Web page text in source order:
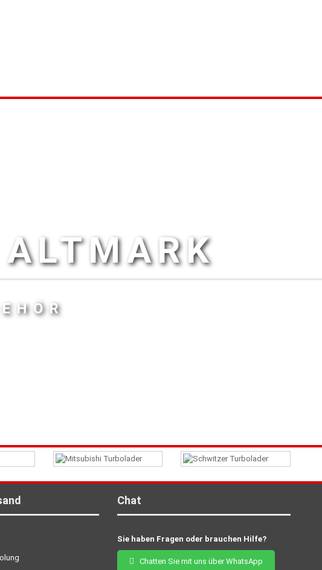
Chat
Sie haben Fragen oder brauchen Hilfe?
Chatten Sie mit uns über WhatsApp